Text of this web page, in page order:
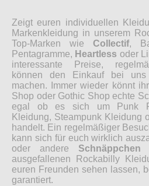
Zeigt euren individuellen
Markenkleidung in unserem
Top-Marken wie Collectif,
Pentagramme, Heartless oder
interessante Preise,
können den Einkauf bei
machen. Immer wieder könnt
Shop oder Gothic Shop echte
egal ob es sich um Punk
Kleidung, Steampunk Kleidung
handelt. Ein regelmäßiger
kann sich für euch wirklich
oder andere Schnäppchen
ausgefallenen Rockabilly
euren Freunden sehen lassen,
garantiert.